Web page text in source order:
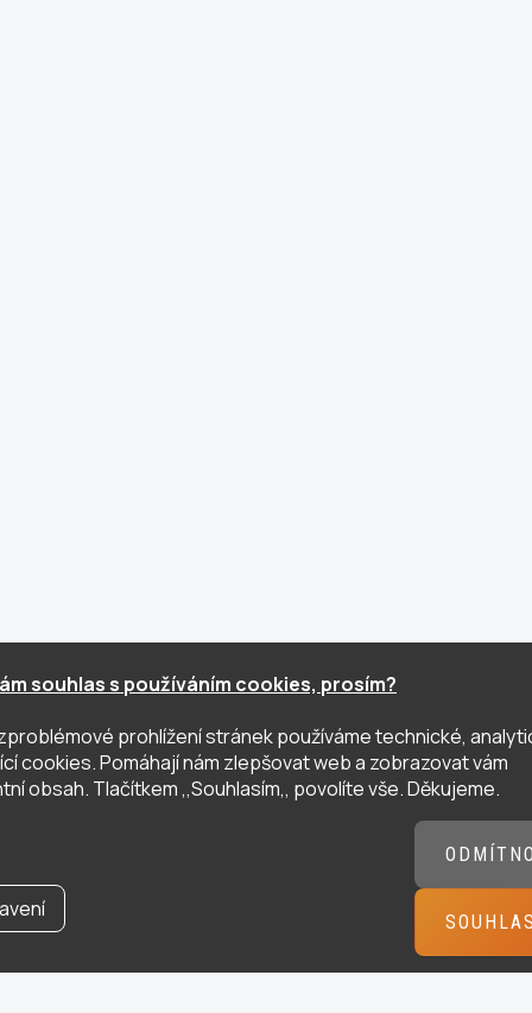
souhlas s používáním cookies, prosím?
prohlížení stránek používáme technické,
cookies. Pomáhají nám zlepšovat web a zobrazovat vám
obsah. Tlačítkem ,,Souhlasím,, povolíte vše. Děkujeme.